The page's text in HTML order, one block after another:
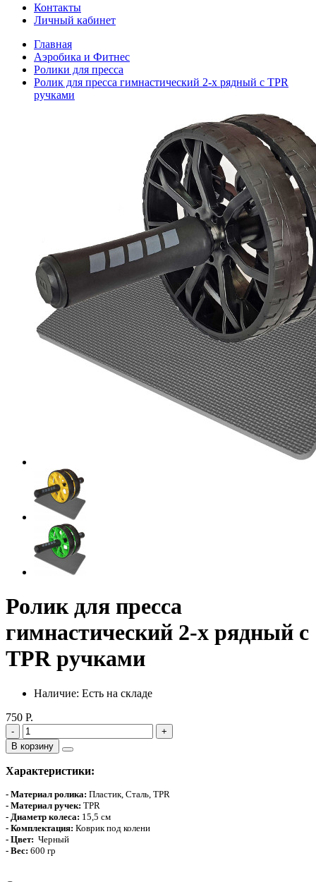
Контакты
Личный кабинет
Главная
Аэробика и Фитнес
Ролики для пресса
Ролик для пресса гимнастический 2-х рядный с TPR
ручками
Ролик для пресса
гимнастический 2-х рядный с
TPR ручками
Наличие: Есть на складе
750 Р.
-
+
В корзину
Характеристики:
- Материал ролика: Пластик, Сталь, TPR
- Материал ручек: TPR
- Диаметр колеса: 15,5 см
- Комплектация: Коврик под колени
- Цвет: Черный
- Вес: 600 гр